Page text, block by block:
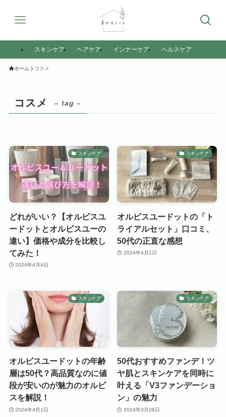
スキンケア ヘアケア インナーケア ヘルスケア
ホーム コスメ
コスメ – tag –
スキンケア
どれがいい？【オルビスユ
ードットとオルビスユーの
違い】価格や成分を比較し
てみた！
2024年4月4日
スキンケア
オルビスユードットの「ト
ライアルセット」口コミ、
50代の正直な感想
2024年4月1日
スキンケア
オルビスユードットの年齢
層は50代？高品質なのに値
段が安いのが魅力のオルビ
スを解説！
2024年4月1日
スキンケア
50代おすすめファンデ！ツ
ヤ肌とスキンケアを同時に
叶える「V3ファンデーショ
ン」の魅力
2024年3月28日